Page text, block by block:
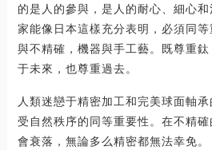
的是人的參與，是人的耐心、細心
家能像日本這樣充分表明，必須同
與不精確，機器與手工藝。既尊重
于未來，也尊重過去。
人類迷戀于精密加工和完美球面軸
受自然秩序的同等重要性。在不精
會衰落，無論多么精密都無法幸免。